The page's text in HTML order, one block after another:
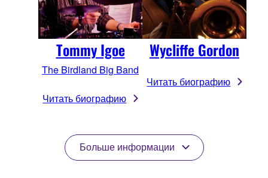
Tommy Igoe
The Birdland Big Band
Читать биографию
Wycliffe Gordon
Читать биографию
Больше информации